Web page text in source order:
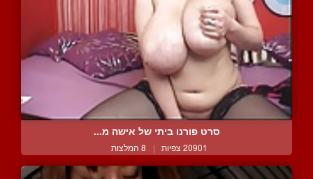
סרט פורנו ביתי של אישה מ...
20901 צפיות | 8 המלצות